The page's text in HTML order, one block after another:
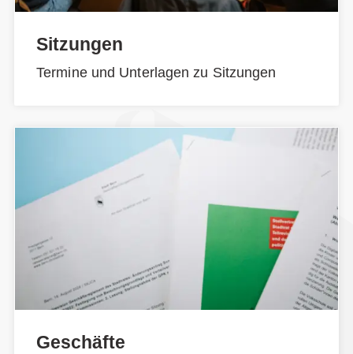
Sitzungen
Termine und Unterlagen zu Sitzungen
Geschäfte